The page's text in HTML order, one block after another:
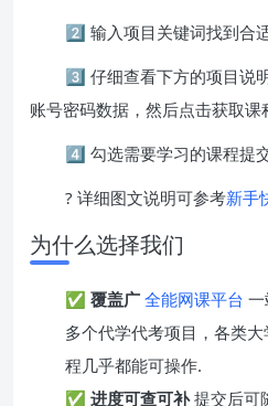
2️⃣ 输入项目关键词找到合
3️⃣ 仔细查看下方的项目说
账号密码数据，然后点击获取课
4️⃣ 勾选需要学习的课程提
? 详细图文说明可参考新手
为什么选择我们
✅ 覆盖广 全能网课平台
多个代学代考项目，各类
程几乎都能可操作.
✅ 进度可查可补提交后可